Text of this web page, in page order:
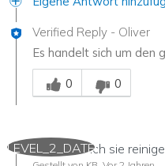
Verified Reply - Oliver
Es handelt sich um den
Mitarbeiter-Gutachter
0
0
LEVEL_2_DATE
Wie kann ich sie